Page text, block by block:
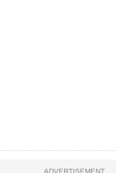
ADVERTISEMENT